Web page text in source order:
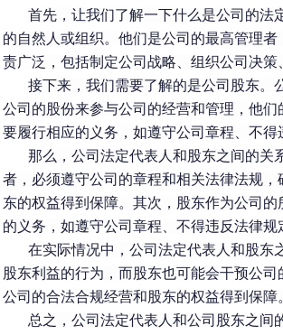
首先，让我们了解一下什么是公司的法
的自然人或组织。他们是公司的最高管理
责广泛，包括制定公司战略、组织公司决
接下来，我们需要了解的是公司股东。
公司的股份来参与公司的经营和管理，他
要履行相应的义务，如遵守公司章程、不得
那么，公司法定代表人和股东之间的关
者，必须遵守公司的章程和相关法律法规
东的权益得到保障。其次，股东作为公司
的义务，如遵守公司章程、不得违反法律规
在实际情况中，公司法定代表人和股东
股东利益的行为，而股东也可能会干预公
公司的合法合规经营和股东的权益得到保障
总之，公司法定代表人和公司股东之间